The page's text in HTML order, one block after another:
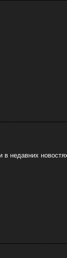
недавних